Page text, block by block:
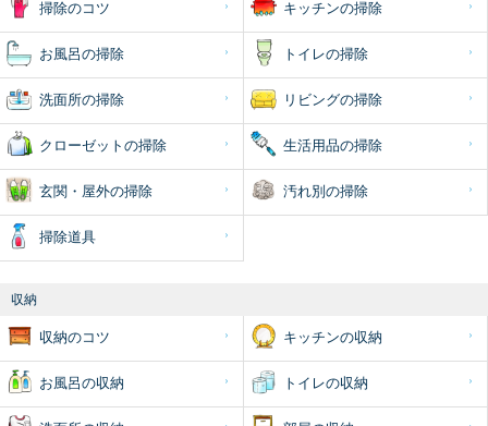
掃除のコツ キッチンの掃除
お風呂の掃除 トイレの掃除
洗面所の掃除 リビングの掃除
クローゼットの掃除 生活用品の掃除
玄関・屋外の掃除 汚れ別の掃除
掃除道具
収納
収納のコツ キッチンの収納
お風呂の収納 トイレの収納